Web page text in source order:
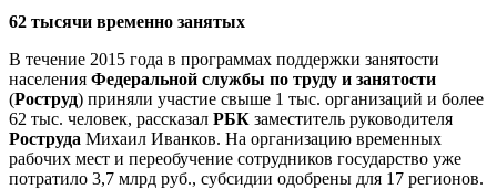
62 тысячи временно занятых
В течение 2015 года в программах поддержки занятости
населения Федеральной службы по труду и занятости
(Роструд) приняли участие свыше 1 тыс. организаций и более
62 тыс. человек, рассказал РБК заместитель руководителя
Роструда Михаил Иванков. На организацию временных
рабочих мест и переобучение сотрудников государство уже
потратило 3,7 млрд руб., субсидии одобрены для 17 регионов.